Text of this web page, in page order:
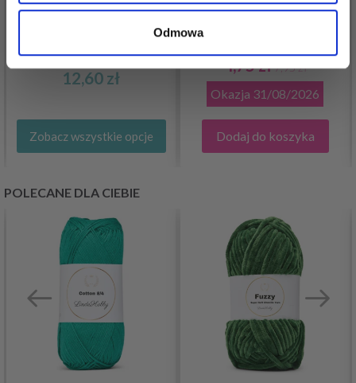
Odmowa
ALPACA SILK
12,60 zł
Zobacz wszystkie opcje
HOBBYARTS MARKERY
4,75 zł7,95 zł
Okazja 31/08/2026
Dodaj do koszyka
POLECANE DLA CIEBIE